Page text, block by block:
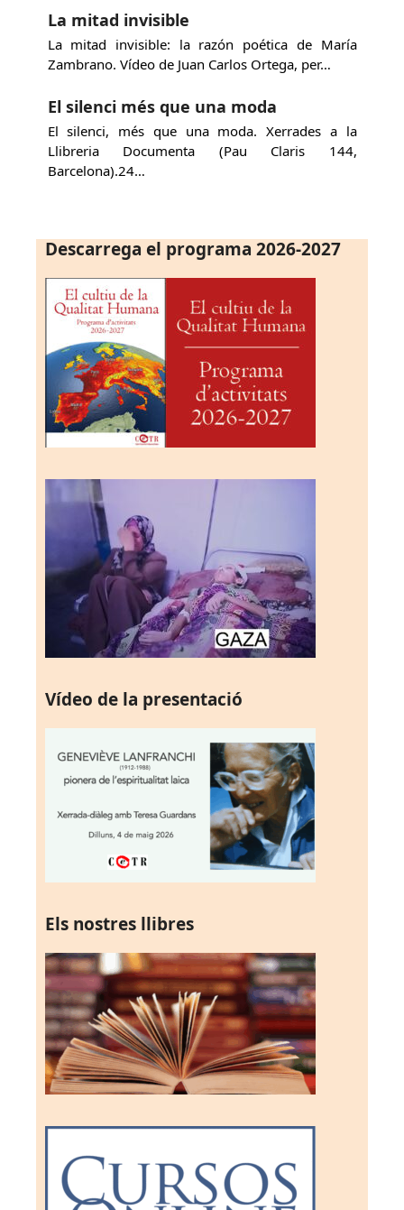
La mitad invisible
La mitad invisible: la razón poética de María
Zambrano. Vídeo de Juan Carlos Ortega, per…
El silenci més que una moda
El silenci, més que una moda. Xerrades a la
Llibreria Documenta (Pau Claris 144,
Barcelona).24…
Descarrega el programa 2026-2027
Vídeo de la presentació
Els nostres llibres